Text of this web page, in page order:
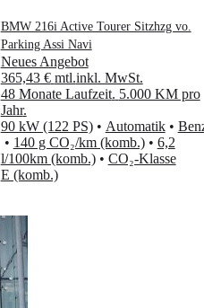
BMW 216i Active Tourer Sitzhzg vo.
Parking Assi Navi
Neues Angebot
365,43 € mtl.inkl. MwSt.
48 Monate Laufzeit. 5.000 KM pro
Jahr.
90 kW (122 PS) • Automatik •
• 140 g CO₂/km (komb.) • 6,2
l/100km (komb.) • CO₂-Klasse
E (komb.)